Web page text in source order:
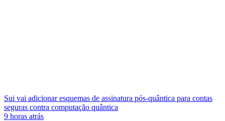
Sui vai adicionar esquemas de assinatura pós-quântica para contas
seguras contra computação quântica
9 horas atrás